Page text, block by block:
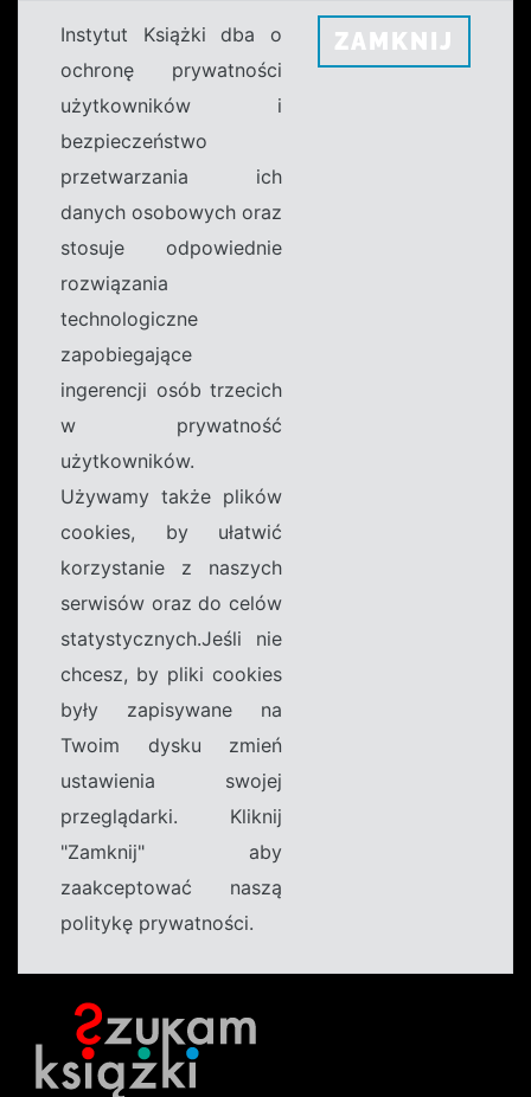
Instytut Książki dba o
ochronę prywatności
użytkowników i
bezpieczeństwo
przetwarzania ich
danych osobowych oraz
stosuje odpowiednie
rozwiązania
technologiczne
zapobiegające
ingerencji osób trzecich
w prywatność
użytkowników.
Używamy także plików
cookies, by ułatwić
korzystanie z naszych
serwisów oraz do celów
statystycznych.Jeśli nie
chcesz, by pliki cookies
były zapisywane na
Twoim dysku zmień
ustawienia swojej
przeglądarki. Kliknij
"Zamknij" aby
zaakceptować naszą
politykę prywatności.
ZAMKNIJ